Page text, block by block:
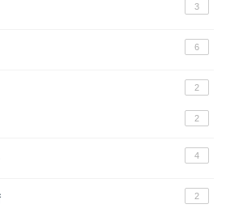
3
6
2
2
4
2